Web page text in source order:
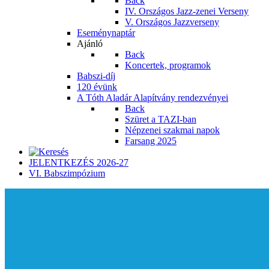
IV. Országos Jazz-zenei Verseny
V. Országos Jazzverseny
Eseménynaptár
Ajánló
Back
Koncertek, programok
Babszi-díj
120 évünk
A Tóth Aladár Alapítvány rendezvényei
Back
Szüret a TAZI-ban
Népzenei szakmai napok
Farsang 2025
JELENTKEZÉS 2026-27
VI. Babszimpózium